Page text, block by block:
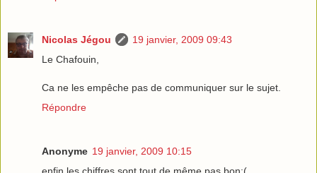
Nicolas Jégou
19 janvier, 2009 09:43
Le Chafouin,
Ca ne les empêche pas de communiquer sur le sujet.
Répondre
Anonyme 19 janvier, 2009 10:15
enfin les chiffres sont tout de même pas bon:(